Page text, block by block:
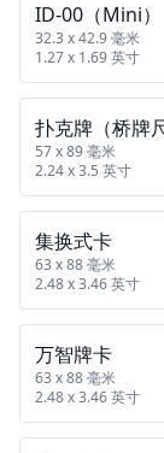
ID‑00（Mini）
32.3 x 42.9 毫米
1.27 x 1.69 英寸
扑克牌（桥牌
57 x 89 毫米
2.24 x 3.5 英寸
集换式卡
63 x 88 毫米
2.48 x 3.46 英寸
万智牌卡
63 x 88 毫米
2.48 x 3.46 英寸